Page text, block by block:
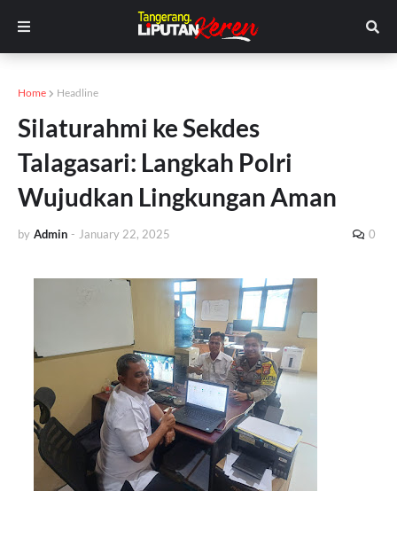
Home Headline
Silaturahmi ke Sekdes
Talagasari: Langkah Polri
Wujudkan Lingkungan Aman
by Admin - January 22, 2025 0